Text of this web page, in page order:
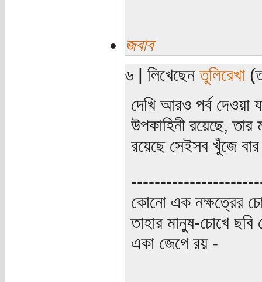
জবাব
৬ | লিখেছেনতুলিরেখা
দেখি আরও পর্ব দেওয়া
উপকাহিনী রয়েছে, তার
রয়েছে সেইসব খুঁজে
কোনো এক নক্ষত্রের
তাহার মানুষ-চোখে ছবি
একা জেগে রয় -